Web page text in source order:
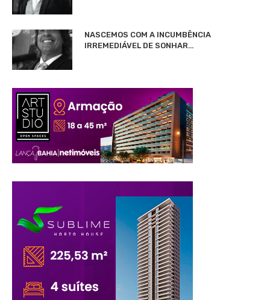
NASCEMOS COM A INCUMBÊNCIA
IRREMEDIÁVEL DE SONHAR…